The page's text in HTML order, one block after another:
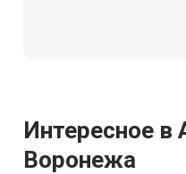
Интересное в
Воронежа